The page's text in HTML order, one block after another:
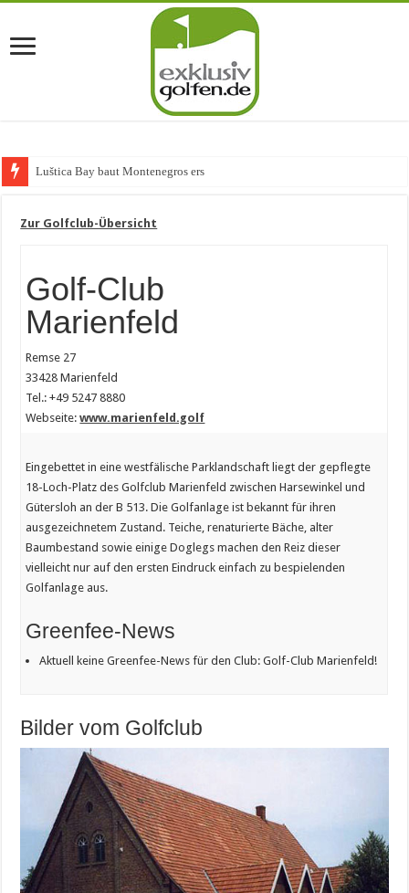
Luštica Bay baut Montenegros erste Golf-Co
Zur Golfclub-Übersicht
Golf-Club
Marienfeld
Remse 27
33428 Marienfeld
Tel.: +49 5247 8880
Webseite:www.marienfeld.golf
Eingebettet in eine westfälische Parklandschaft liegt der gepflegte
18-Loch-Platz des Golfclub Marienfeld zwischen Harsewinkel und
Gütersloh an der B 513. Die Golfanlage ist bekannt für ihren
ausgezeichnetem Zustand. Teiche, renaturierte Bäche, alter
Baumbestand sowie einige Doglegs machen den Reiz dieser
vielleicht nur auf den ersten Eindruck einfach zu bespielenden
Golfanlage aus.
Greenfee-News
Aktuell keine Greenfee-News für den Club: Golf-Club Marienfeld!
Bilder vom Golfclub